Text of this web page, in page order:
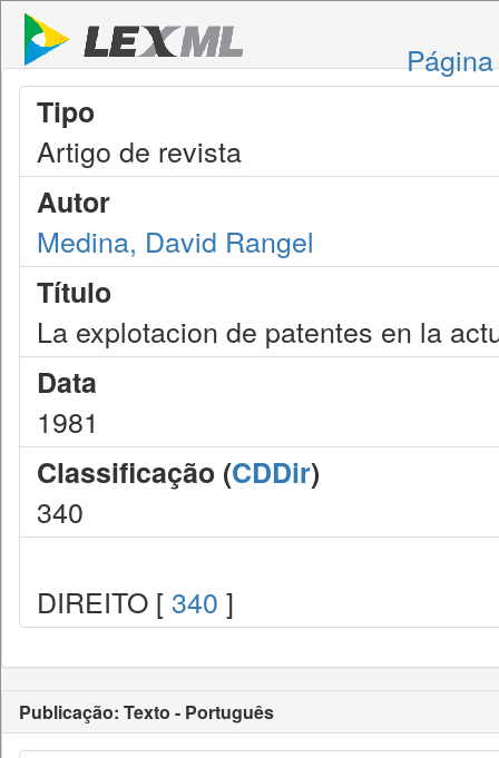
Tipo
Artigo de revista
Autor
Medina, David Rangel
Título
La explotacion de patentes en la
Data
1981
Classificação (CDDir)
340
DIREITO [ 340 ]
Publicação: Texto - Português